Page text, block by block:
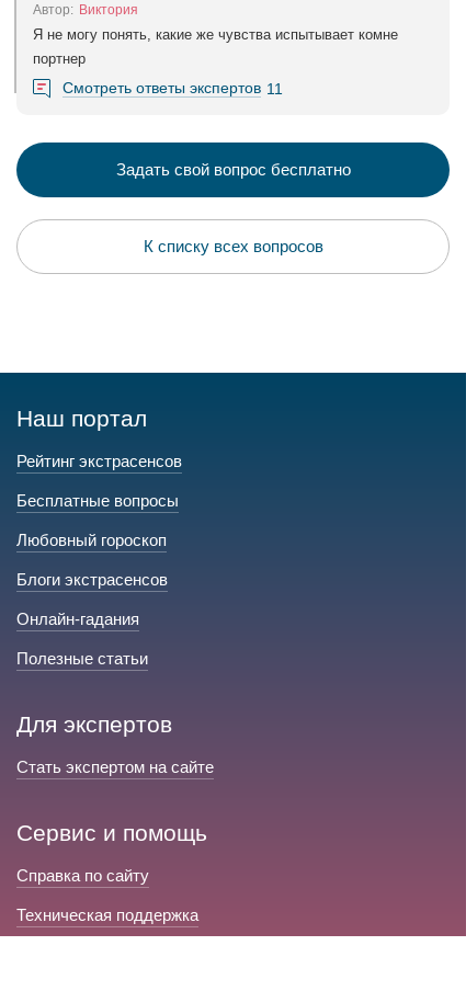
Автор: Виктория
Я не могу понять, какие же чувства испытывает комне
портнер
Смотреть ответы экспертов 11
Задать свой вопрос бесплатно
К списку всех вопросов
Наш портал
Рейтинг экстрасенсов
Бесплатные вопросы
Любовный гороскоп
Блоги экстрасенсов
Онлайн-гадания
Полезные статьи
Для экспертов
Стать экспертом на сайте
Сервис и помощь
Справка по сайту
Техническая поддержка